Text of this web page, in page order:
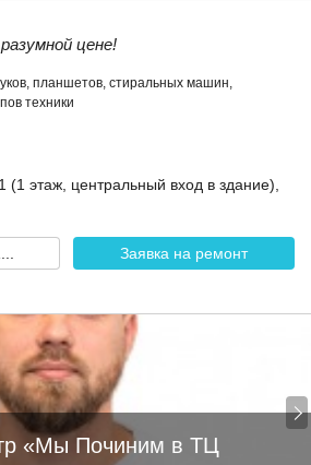
цене!
планшетов, стиральных машин,
техники
(1 этаж, центральный вход в здание)
Заявка на ремонт
«Мы Починим в ТЦ